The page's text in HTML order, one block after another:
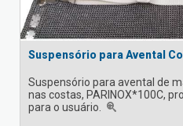
Suspensório para Avental
Suspensório para avental de
nas costas, PARINOX*100C,
para o usuário.